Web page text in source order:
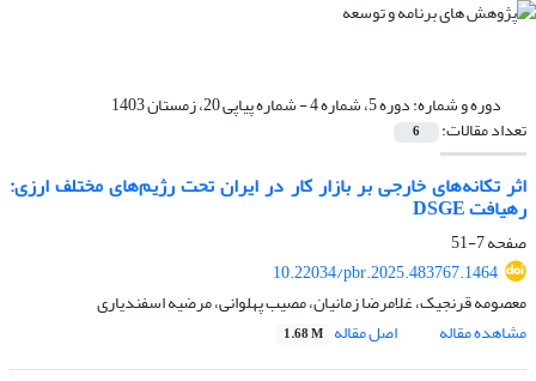
دوره و شماره:دوره 5، شماره 4 - شماره پیاپی 20، زمستان 1403
تعداد مقالات: 6
اثر تکانه‌های خارجی بر بازار کار در ایران تحت رژیم‌های مختلف ارزی:
رهیافت DSGE
صفحه7-51
10.22034/pbr.2025.483767.1464
معصومه قرنجیک، غلامرضا زمانیان، مصیب پهلوانی، مرضیه اسفندیاری
مشاهده مقاله
اصل مقاله 1.68 M